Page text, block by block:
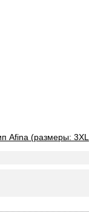
Afina (размеры: